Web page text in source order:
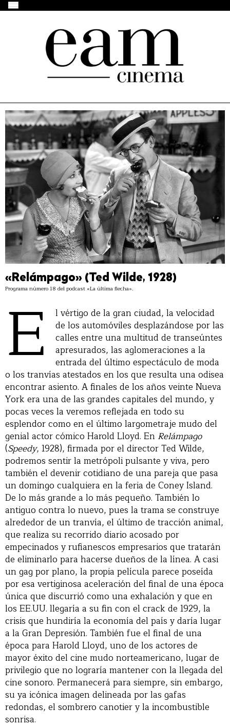
«Relámpago» (Ted Wilde, 1928)
Programa número 18 del podcast «La última flecha».
E
l vértigo de la gran ciudad, la velocidad
de los automóviles desplazándose por las
calles entre una multitud de transeúntes
apresurados, las aglomeraciones a la
entrada del último espectáculo de moda
o los tranvías atestados en los que resulta una odisea
encontrar asiento. A finales de los años veinte Nueva
York era una de las grandes capitales del mundo, y
pocas veces la veremos reflejada en todo su
esplendor como en el último largometraje mudo del
genial actor cómico Harold Lloyd. En Relámpago
(Speedy, 1928), firmada por el director Ted Wilde,
podremos sentir la metrópoli pulsante y viva, pero
también el devenir cotidiano de una pareja que pasa
un domingo cualquiera en la feria de Coney Island.
De lo más grande a lo más pequeño. También lo
antiguo contra lo nuevo, pues la trama se construye
alrededor de un tranvía, el último de tracción animal,
que realiza su recorrido diario acosado por
empecinados y rufianescos empresarios que tratarán
de eliminarlo para hacerse dueños de la línea. A casi
un gag por plano, la propia película parece poseída
por esa vertiginosa aceleración del final de una época
única que discurrió como una exhalación y que en
los EE.UU. llegaría a su fin con el crack de 1929, la
crisis que hundiría la economía del país y daría lugar
a la Gran Depresión. También fue el final de una
época para Harold Lloyd, uno de los actores de
mayor éxito del cine mudo norteamericano, lugar de
privilegio que no lograría mantener con la llegada del
cine sonoro. Permanecerá para siempre, sin embargo,
su ya icónica imagen delineada por las gafas
redondas, el sombrero canotier y la incombustible
sonrisa.